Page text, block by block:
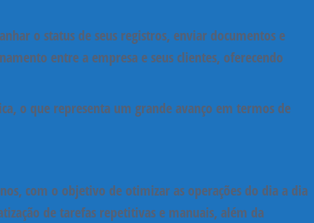
o status de seus registros, enviar documentos e
entre a empresa e seus clientes, oferecendo
o que representa um grande avanço em termos de
, com o objetivo de otimizar as operações do dia a dia
de tarefas repetitivas e manuais, além da